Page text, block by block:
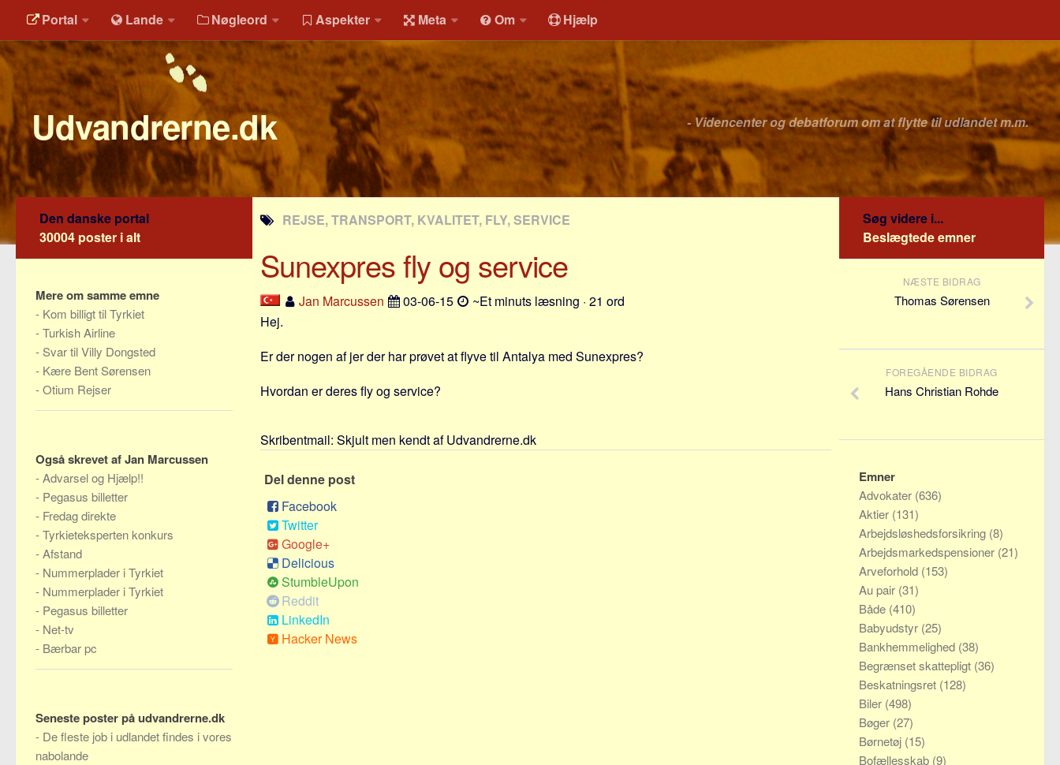
Portal Lande Nøgleord Aspekter Meta Om Hjælp
Udvandrerne.dk - Videncenter og debatforum om at flytte til udlandet m.m.
REJSE, TRANSPORT, KVALITET, FLY, SERVICE
Sunexpres fly og service
Jan Marcussen 03-06-15
~Et minuts læsning · 21 ord
Hej.
Er der nogen af jer der har prøvet at flyve til Antalya med Sunexpres?
Hvordan er deres fly og service?
Skribentmail: Skjult men kendt af Udvandrerne.dk
Del denne post
Facebook
Twitter
Google+
Delicious
StumbleUpon
Reddit
LinkedIn
Hacker News
Den danske portal
30004 poster i alt
Mere om samme emne
- Kom billigt til Tyrkiet
-Turkish Airline
- Svar til Villy Dongsted
- Kære Bent Sørensen
-Otium Rejser
Også skrevet af Jan Marcussen
-Advarsel og Hjælp!!
- Pegasus billetter
- Fredag direkte
-Tyrkieteksperten konkurs
-Afstand
- Nummerplader i Tyrkiet
- Nummerplader i Tyrkiet
- Pegasus billetter
- Net-tv
- Bærbar pc
Seneste poster på udvandrerne.dk
- De fleste job i udlandet findes i vores
nabolande
Søg videre i...
Beslægtede emner
NÆSTE BIDRAG
Thomas Sørensen
FOREGÅENDE BIDRAG
Hans Christian Rohde
Emner
Advokater (636)
Aktier (131)
Arbejdsløshedsforsikring (8)
Arbejdsmarkedspensioner (21)
Arveforhold (153)
Au pair (31)
Både (410)
Babyudstyr (25)
Bankhemmelighed (38)
Begrænset skattepligt (36)
Beskatningsret (128)
Biler (498)
Bøger (27)
Børnetøj (15)
Bofællesskab (9)